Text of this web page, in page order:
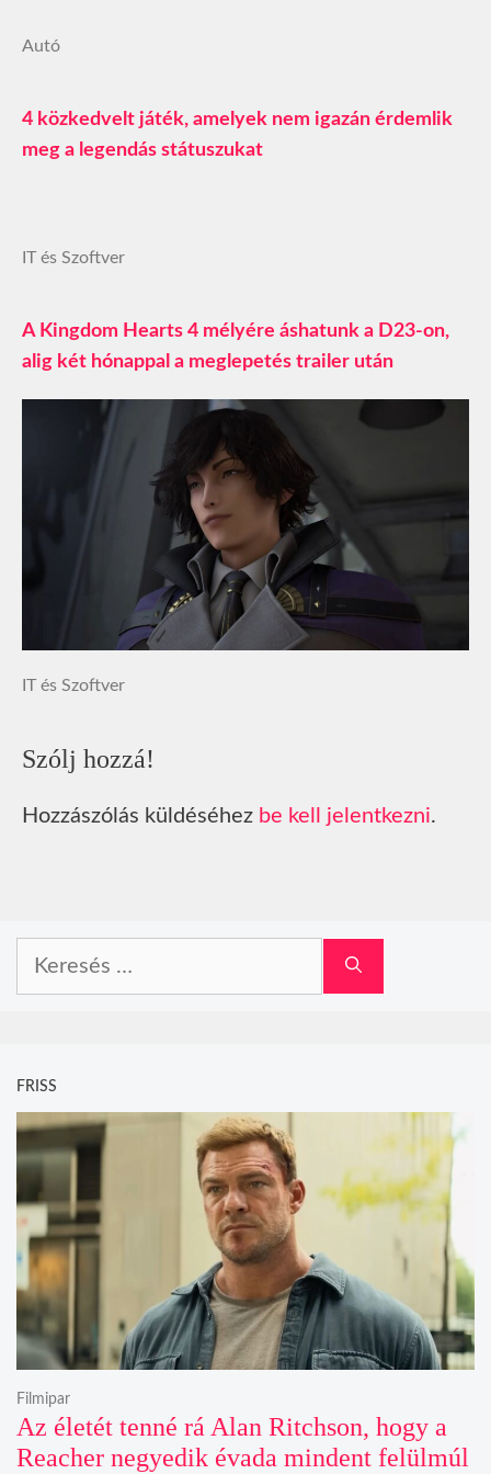
Autó
4 közkedvelt játék, amelyek nem igazán érdemlik
meg a legendás státuszukat
IT és Szoftver
A Kingdom Hearts 4 mélyére áshatunk a D23-on,
alig két hónappal a meglepetés trailer után
IT és Szoftver
Szólj hozzá!
Hozzászólás küldéséhez be kell jelentkezni.
FRISS
Az életét tenné rá Alan Ritchson, hogy a
Reacher negyedik évada mindent felülmúl
Filmipar